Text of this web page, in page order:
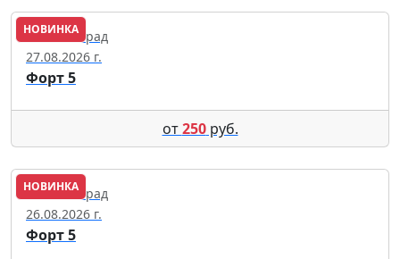
НОВИНКА
Калининград
27.08.2026 г.
Форт 5
от250руб.
НОВИНКА
Калининград
26.08.2026 г.
Форт 5